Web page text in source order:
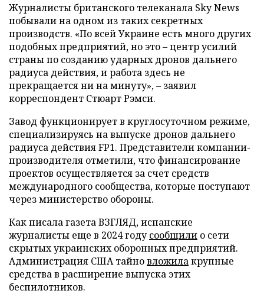
Журналисты британского телеканала Sky News
побывали на одном из таких секретных
производств. «По всей Украине есть много других
подобных предприятий, но это – центр усилий
страны по созданию ударных дронов дальнего
радиуса действия, и работа здесь не
прекращается ни на минуту», – заявил
корреспондент Стюарт Рэмси.
Завод функционирует в круглосуточном режиме,
специализируясь на выпуске дронов дальнего
радиуса действия FP1. Представители компании-
производителя отметили, что финансирование
проектов осуществляется за счет средств
международного сообщества, которые поступают
через министерство обороны.
Как писала газета ВЗГЛЯД, испанские
журналисты еще в 2024 годусообщили о сети
скрытых украинских оборонных предприятий.
Администрация США тайновложилакрупные
средства в расширение выпуска этих
беспилотников.